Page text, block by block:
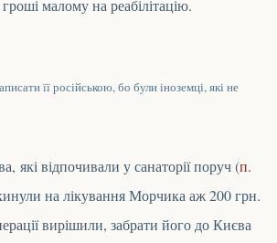
малому на реабілітацію.
її російською, бо були іноземці, які не
які відпочивали у санаторії поруч (п.
на лікування Морчика аж 200 грн.
вирішили, забрати його до Києва